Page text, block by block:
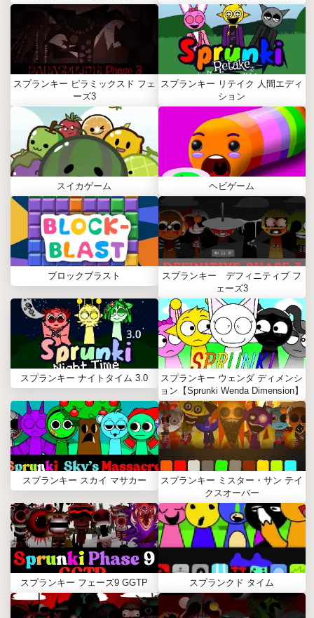
スプランキー ピラミックスド フェ
ーズ3
スプランキー リテイク 人間エディ
ション
スイカゲーム ヘビゲーム
ブロックブラスト
スプランキー デフィニティブ フ
ェーズ3
スプランキー ナイトタイム 3.0
スプランキー ウェンダ ディメンシ
ョン【Sprunki Wenda Dimension】
スプランキー スカイ マサカー
スプランキー ミスター・サン テイ
クスオーバー
スプランキー フェーズ9 GGTP スプランクド タイム